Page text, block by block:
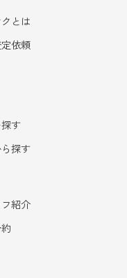
とは
依頼
す
探す
紹介